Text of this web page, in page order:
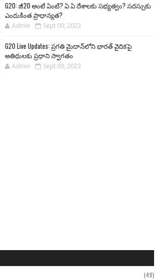
G20: జీ20 అంటే ఏంటి? ఏ ఏ దేశాలకు సభ్యత్వం? సదస్సుకు
ఎందుకింత ప్రాధాన్యత?
Admin Sept 09, 2023
G20 Live Updates: ప్రగతి మైదాన్‌లోని భారత్ వైదికపై
అతిథులకు ప్రధాని స్వాగతం
Admin Sept 09, 2023
(49)